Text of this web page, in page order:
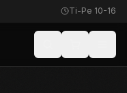
Ti-Pe 10-16